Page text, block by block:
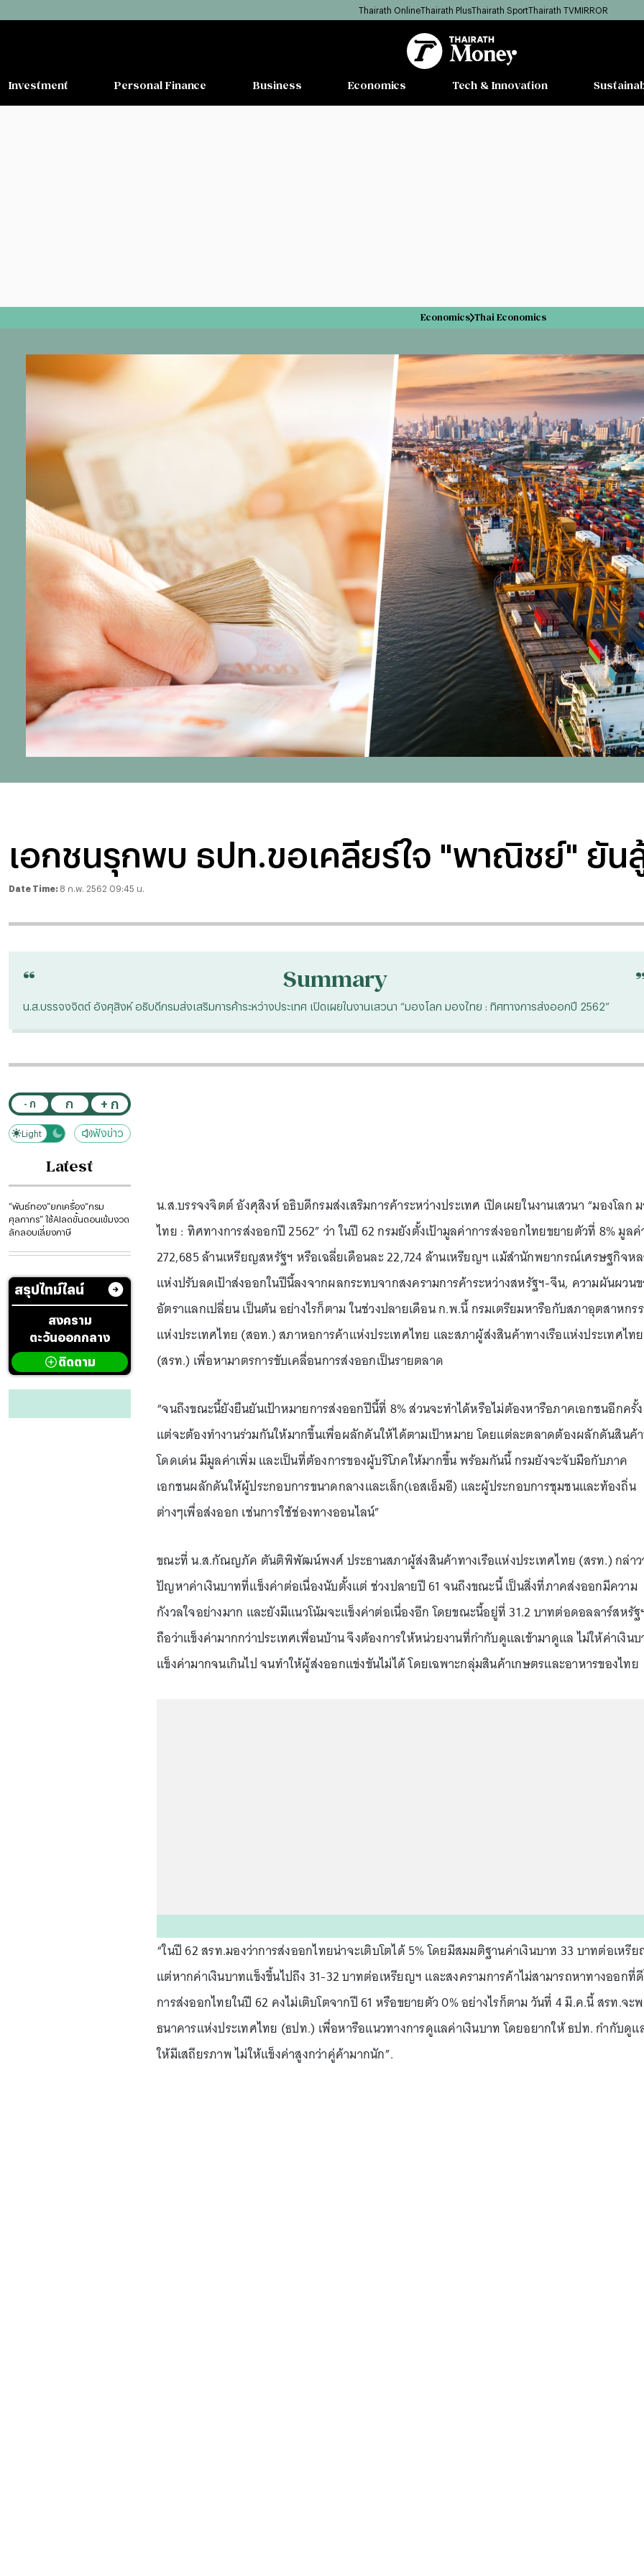
Thairath OnlineThairath PlusThairath SportThairath TVMIRROR
Investment Personal Finance Business Economics Tech & Innovation
Economics Thai Economics
เอกชนรุกพบ ธปท.ขอเคลียร์ใจ "พาณิชย์" ยัน
Date Time: 8 ก.พ. 2562 09:45 น.
“ Summary
น.ส.บรรจงจิตต์ อังศุสิงห์ อธิบดีกรมส่งเสริมการค้าระหว่างประเทศ เปิดเผยในงานเสวนา “มองโลก มองไทย : ทิศทางการส่งออกปี 2562”
- ก ก + ก
Dark
Light ฟังข่าว
Latest
“พันธ์ทอง”ยกเครื่อง“กรม
ศุลกากร” ใช้AIลดขั้นตอนเข้มงวด
ลักลอบเลี่ยงภาษี
สรุปไทม์ไลน์
สงคราม
ตะวันออกกลาง
ติดตาม
น.ส.บรรจงจิตต์ อังศุสิงห์ อธิบดีกรมส่งเสริมการค้าระหว่างประเทศ เปิดเผยในงานเสวนา “มองโลก
ไทย : ทิศทางการส่งออกปี 2562” ว่า ในปี 62 กรมยังตั้งเป้ามูลค่าการส่งออกไทยขยายตัวที่ 8% มูลค่
272,685 ล้านเหรียญสหรัฐฯ หรือเฉลี่ยเดือนละ 22,724 ล้านเหรียญฯ แม้สำนักพยากรณ์เศรษฐกิจห
แห่งปรับลดเป้าส่งออกในปีนี้ลงจากผลกระทบจากสงครามการค้าระหว่างสหรัฐฯ-จีน, ความผันผวน
อัตราแลกเปลี่ยน เป็นต้น อย่างไรก็ตาม ในช่วงปลายเดือน ก.พ.นี้ กรมเตรียมหารือกับสภาอุตสาหกร
แห่งประเทศไทย (สอท.) สภาหอการค้าแห่งประเทศไทย และสภาผู้ส่งสินค้าทางเรือแห่งประเทศไทย
(สรท.) เพื่อหามาตรการขับเคลื่อนการส่งออกเป็นรายตลาด
“จนถึงขณะนี้ยังยืนยันเป้าหมายการส่งออกปีนี้ที่ 8% ส่วนจะทำได้หรือไม่ต้องหารือภาคเอกชนอีกครั้ง
แต่จะต้องทำงานร่วมกันให้มากขึ้นเพื่อผลักดันให้ได้ตามเป้าหมาย โดยแต่ละตลาดต้องผลักดันสินค้
โดดเด่น มีมูลค่าเพิ่ม และเป็นที่ต้องการของผู้บริโภคให้มากขึ้น พร้อมกันนี้ กรมยังจะจับมือกับภาค
เอกชนผลักดันให้ผู้ประกอบการขนาดกลางและเล็ก(เอสเอ็มอี) และผู้ประกอบการชุมชนและท้องถิ่น
ต่างๆเพื่อส่งออก เช่นการใช้ช่องทางออนไลน์”
ขณะที่ น.ส.กัณญภัค ตันติพิพัฒน์พงศ์ ประธานสภาผู้ส่งสินค้าทางเรือแห่งประเทศไทย (สรท.) กล่าว
ปัญหาค่าเงินบาทที่แข็งค่าต่อเนื่องนับตั้งแต่ ช่วงปลายปี 61 จนถึงขณะนี้ เป็นสิ่งที่ภาคส่งออกมีความ
กังวลใจอย่างมาก และยังมีแนวโน้มจะแข็งค่าต่อเนื่องอีก โดยขณะนี้อยู่ที่ 31.2 บาทต่อดอลลาร์สหรัฐ
ถือว่าแข็งค่ามากกว่าประเทศเพื่อนบ้าน จึงต้องการให้หน่วยงานที่กำกับดูแลเข้ามาดูแล ไม่ให้ค่าเงิน
แข็งค่ามากจนเกินไป จนทำให้ผู้ส่งออกแข่งขันไม่ได้ โดยเฉพาะกลุ่มสินค้าเกษตรและอาหารของไทย
“ในปี 62 สรท.มองว่าการส่งออกไทยน่าจะเติบโตได้ 5% โดยมีสมมติฐานค่าเงินบาท 33 บาทต่อเหรี
แต่หากค่าเงินบาทแข็งขึ้นไปถึง 31-32 บาทต่อเหรียญฯ และสงครามการค้าไม่สามารถหาทางออกที่
การส่งออกไทยในปี 62 คงไม่เติบโตจากปี 61 หรือขยายตัว 0% อย่างไรก็ตาม วันที่ 4 มี.ค.นี้ สรท.จะ
ธนาคารแห่งประเทศไทย (ธปท.) เพื่อหารือแนวทางการดูแลค่าเงินบาท โดยอยากให้ ธปท. กำกับดูแ
ให้มีเสถียรภาพ ไม่ให้แข็งค่าสูงกว่าคู่ค้ามากนัก”.